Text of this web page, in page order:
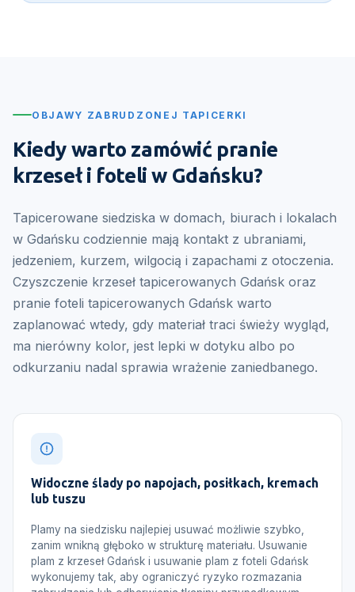
OBJAWY ZABRUDZONEJ TAPICERKI
Kiedy warto zamówić pranie
krzeseł i foteli w Gdańsku?
Tapicerowane siedziska w domach, biurach i lokalach
w Gdańsku codziennie mają kontakt z ubraniami,
jedzeniem, kurzem, wilgocią i zapachami z otoczenia.
Czyszczenie krzeseł tapicerowanych Gdańsk oraz
pranie foteli tapicerowanych Gdańsk warto
zaplanować wtedy, gdy materiał traci świeży wygląd,
ma nierówny kolor, jest lepki w dotyku albo po
odkurzaniu nadal sprawia wrażenie zaniedbanego.
Widoczne ślady po napojach, posiłkach, kremach
lub tuszu
Plamy na siedzisku najlepiej usuwać możliwie szybko,
zanim wnikną głęboko w strukturę materiału. Usuwanie
plam z krzeseł Gdańsk i usuwanie plam z foteli Gdańsk
wykonujemy tak, aby ograniczyć ryzyko rozmazania